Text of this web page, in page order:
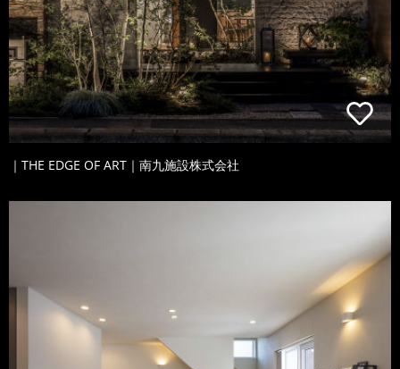
｜THE EDGE OF ART｜南九施設株式会社